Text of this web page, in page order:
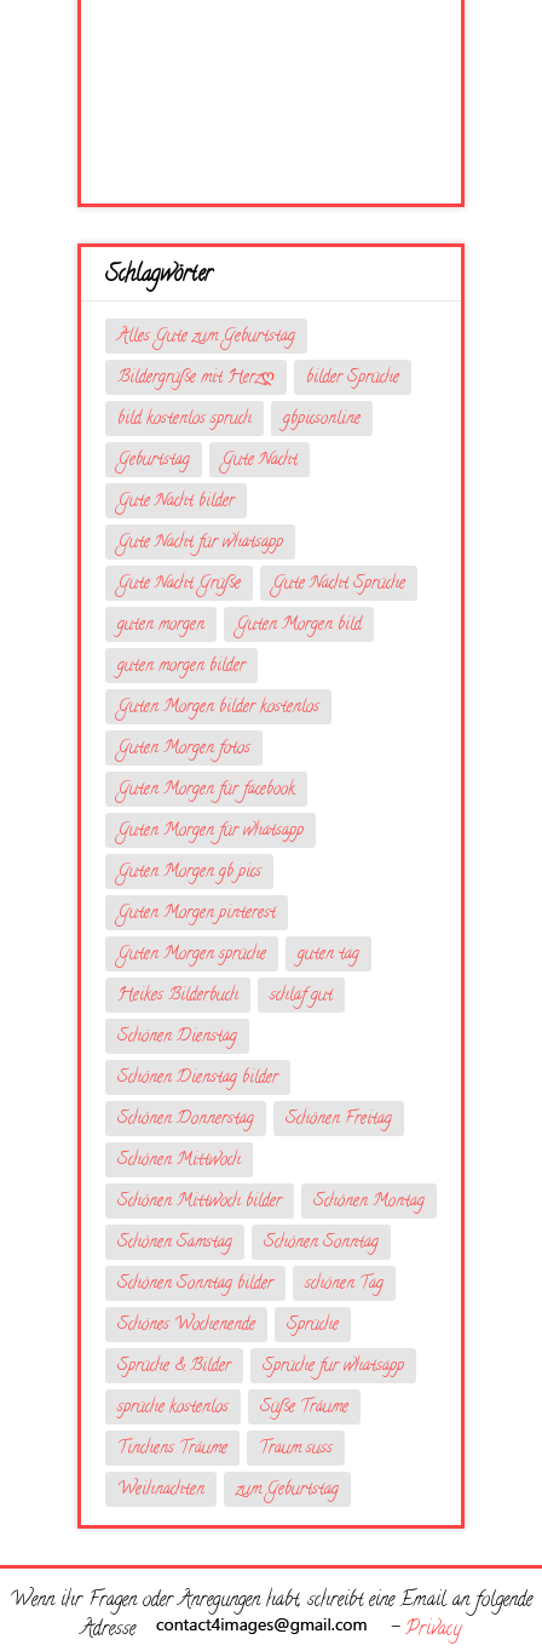
Schlagwörter
Alles Gute zum Geburtstag
Bildergrüße mit Herzღ
bilder Sprüche
bild kostenlos spruch
gbpicsonline
Geburtstag
Gute Nacht
Gute Nacht bilder
Gute Nacht für whatsapp
Gute Nacht Grüße
Gute Nacht Sprüche
guten morgen
Guten Morgen bild
guten morgen bilder
Guten Morgen bilder kostenlos
Guten Morgen fotos
Guten Morgen für facebook
Guten Morgen für whatsapp
Guten Morgen gb pics
Guten Morgen pinterest
Guten Morgen sprüche
guten tag
Heikes Bilderbuch
schlaf gut
Schönen Dienstag
Schönen Dienstag bilder
Schönen Donnerstag
Schönen Freitag
Schönen Mittwoch
Schönen Mittwoch bilder
Schönen Montag
Schönen Samstag
Schönen Sonntag
Schönen Sonntag bilder
schönen Tag
Schönes Wochenende
Sprüche
Sprüche & Bilder
Sprüche fur whatsapp
sprüche kostenlos
Süße Träume
Tinchens Träume
Traum suss
Weihnachten
zum Geburtstag
Wenn ihr Fragen oder Anregungen habt, schreibt eine Email an folgende
Adresse
-Privacy